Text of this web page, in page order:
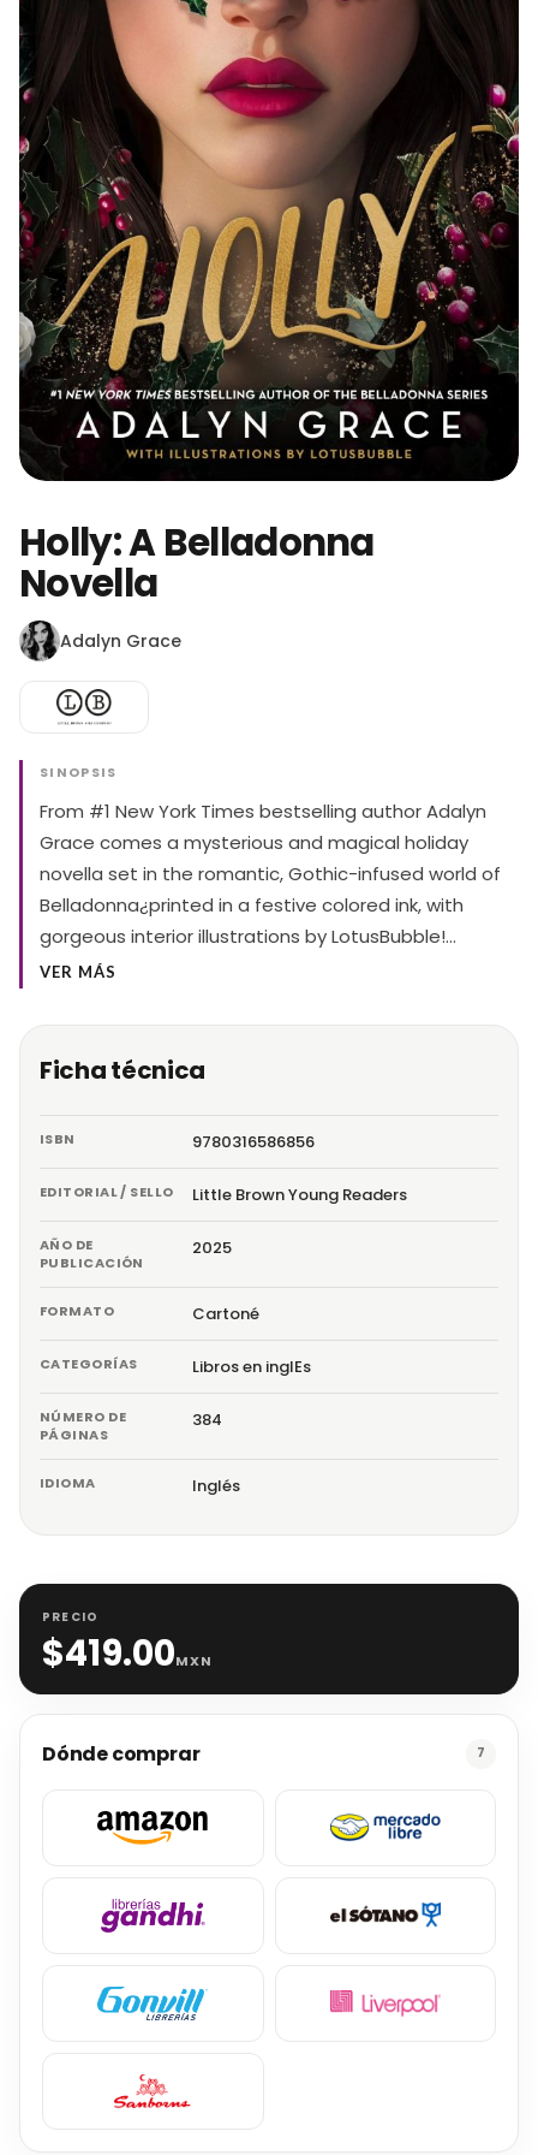
Holly: A Belladonna
Novella
Adalyn Grace
SINOPSIS
From #1 New York Times bestselling author Adalyn
Grace comes a mysterious and magical holiday
novella set in the romantic, Gothic-infused world of
Belladonna¿printed in a festive colored ink, with
gorgeous interior illustrations by LotusBubble!…
VER MÁS
Ficha técnica
ISBN 9780316586856
EDITORIAL / SELLO Little Brown Young Readers
AÑO DE
PUBLICACIÓN
2025
FORMATO Cartoné
CATEGORÍAS Libros en inglEs
NÚMERO DE
PÁGINAS
384
IDIOMA Inglés
PRECIO
$419.00MXN
Dónde comprar 7